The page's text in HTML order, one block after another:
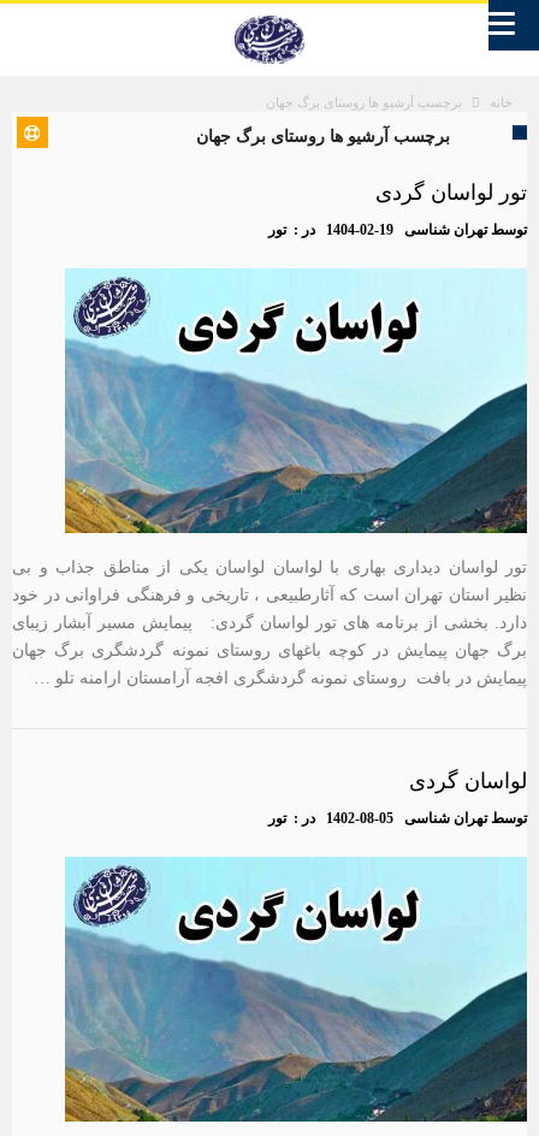
خانه برچسب آرشیو ها روستای برگ جهان
برچسب آرشیو ها روستای برگ جهان
تور لواسان گردی
توسطتهران شناسی 1404-02-19 در :تور
تور لواسان دیداری بهاری با لواسان لواسان یکی از مناطق جذاب و بی
نظیر استان تهران است که آثارطبیعی ، تاریخی و فرهنگی فراوانی در خود
دارد. بخشی از برنامه های تور لواسان گردی: پیمایش مسیر آبشار زیبای
برگ جهان پیمایش در کوچه باغهای روستای نمونه گردشگری برگ جهان
پیمایش در بافت روستای نمونه گردشگری افجه آرامستان ارامنه تلو …
لواسان گردی
توسطتهران شناسی 1402-08-05 در :تور